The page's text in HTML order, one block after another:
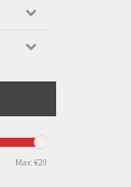
Max: €20